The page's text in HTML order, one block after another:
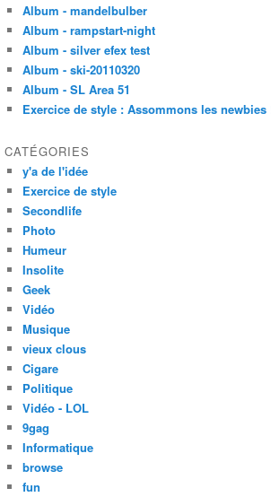
Album - mandelbulber
Album - rampstart-night
Album - silver efex test
Album - ski-20110320
Album - SL Area 51
Exercice de style : Assommons les newbies
CATÉGORIES
y'a de l'idée
Exercice de style
Secondlife
Photo
Humeur
Insolite
Geek
Vidéo
Musique
vieux clous
Cigare
Politique
Vidéo - LOL
9gag
Informatique
browse
fun